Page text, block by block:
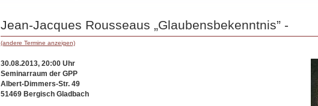
Jean-Jacques Rousseaus „Glaubensbekenntnis” -
(andere Termine anzeigen)
30.08.2013, 20:00 Uhr
Seminarraum der GPP
Albert-Dimmers-Str. 49
51469 Bergisch Gladbach